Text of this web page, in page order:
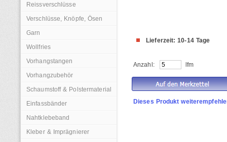
Reissverschlüsse
Verschlüsse, Knöpfe, Ösen
Garn
Wollfries
Vorhangstangen
Vorhangzubehör
Schaumstoff & Polstermaterial
Einfassbänder
Nahtklebeband
Kleber & Imprägnierer
Lieferzeit: 10-14 Tage
Anzahl: lfm
Dieses Produkt